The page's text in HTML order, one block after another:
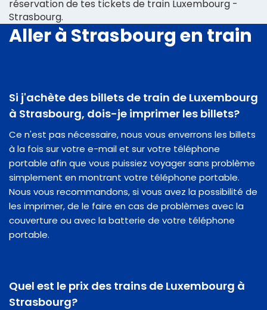
réservation de tes tickets de train Luxembourg -
Strasbourg.
Aller à Strasbourg en train
Si j'achète des billets de train de Luxembourg
à Strasbourg, dois-je imprimer les billets?
Ce n'est pas nécessaire, nous vous enverrons les billets
à la fois sur votre e-mail et sur votre téléphone
portable afin que vous puissiez voyager sans problème
simplement en montrant votre téléphone portable.
Nous vous recommandons, si vous avez la possibilité de
les imprimer, de le faire en cas de problèmes avec la
couverture ou avec la batterie de votre téléphone
portable.
Quel est le prix des trains de Luxembourg à
Strasbourg?